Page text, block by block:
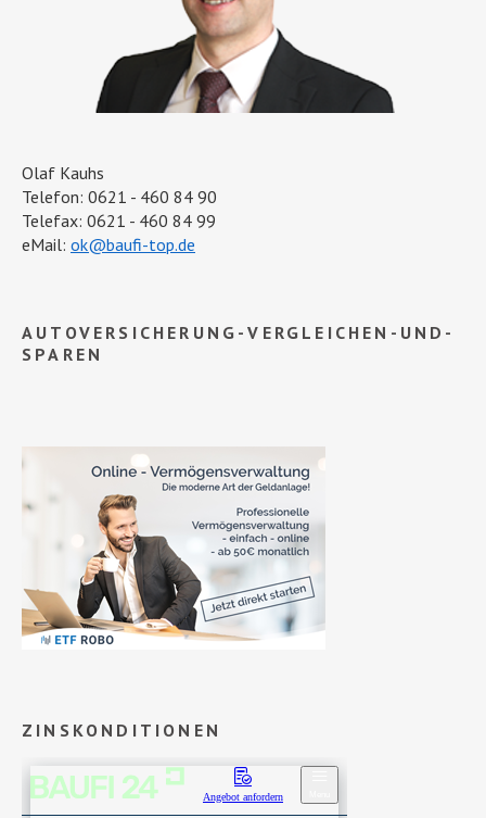
Olaf Kauhs
Telefon: 0621 - 460 84 90
Telefax: 0621 - 460 84 99
eMail: ok@baufi-top.de
AUTOVERSICHERUNG-VERGLEICHEN-UND-
SPAREN
ZINSKONDITIONEN